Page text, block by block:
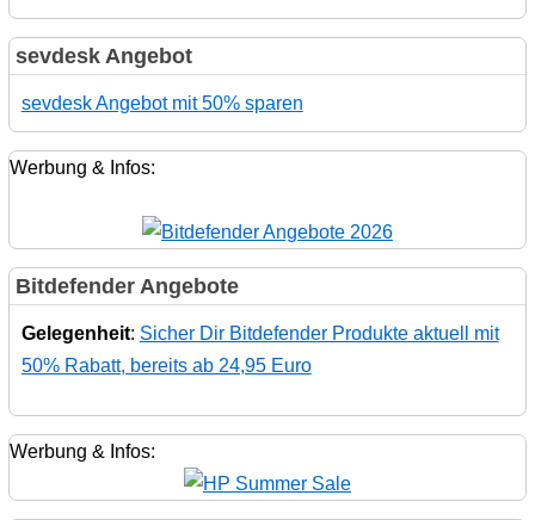
sevdesk Angebot
sevdesk Angebot mit 50% sparen
Werbung & Infos:
Bitdefender Angebote
Gelegenheit: Sicher Dir Bitdefender Produkte aktuell mit
50% Rabatt, bereits ab 24,95 Euro
Werbung & Infos: